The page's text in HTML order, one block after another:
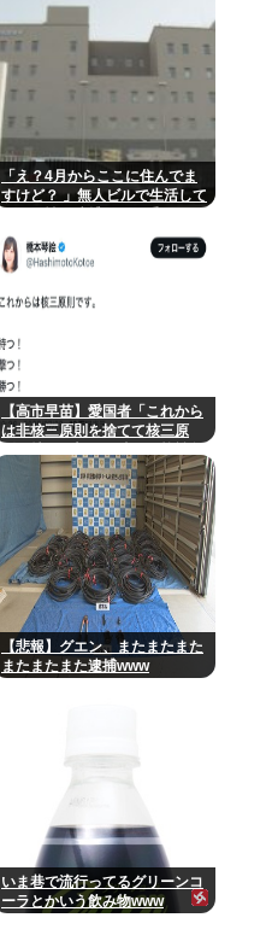
「え？4月からここに住んでま
すけど？ 」無人ビルで生活して
たか！！
【高市早苗】愛国者「これから
は非核三原則を捨てて核三原
には慣れている、試してみる
か？」
【悲報】グエン、またまたまた
またまたまた逮捕www
いま巷で流行ってるグリーンコ
ーラとかいう飲み物www